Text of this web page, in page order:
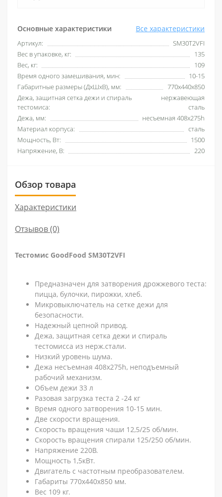
Основные характеристики Все характеристики
Артикул:
SM30T2VFI
Вес в упаковке, кг:
135
Вес, кг:
109
Время одного замешивания, мин:
10-15
Габаритные размеры (ДхШхВ), мм:
770x440x850
Дежа, защитная сетка дежи и спираль
тестомиса:
нержавеющая
сталь
Дежа, мм:
несъемная 408x275h
Материал корпуса:
сталь
Мощность, Вт:
1500
Напряжение, В:
220
Обзор товара
Характеристики
Отзывов (0)
Тестомис GoodFood SM30T2VFI
Предназначен для затворения дрожжевого теста:
пицца, булочки, пирожки, хлеб.
Микровыключатель на сетке дежи для
безопасности.
Надежный цепной привод.
Дежа, защитная сетка дежи и спираль
тестомисса из нерж.стали.
Низкий уровень шума.
Дежа несъемная 408x275h, неподъемный
рабочий механизм.
Объем дежи 33 л
Разовая загрузка теста 2 -24 кг
Время одного затворения 10-15 мин.
Две скорости вращения.
Скорость вращения чаши 12,5/25 об/мин.
Скорость вращения спирали 125/250 об/мин.
Напряжение 220В.
Мощность 1,5кВт.
Двигатель с частотным преобразователем.
Габариты 770x440x850 мм.
Вес 109 кг.